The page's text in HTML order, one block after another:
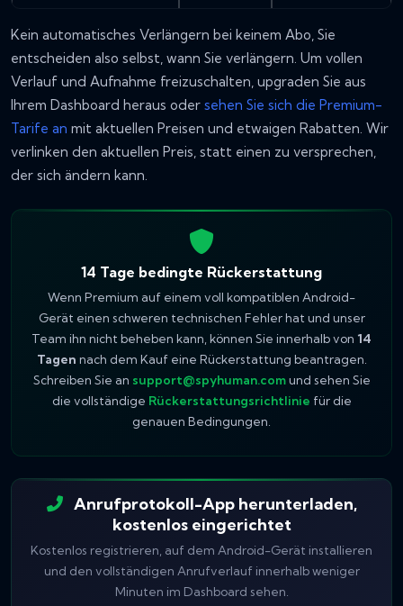
Kein automatisches Verlängern bei keinem Abo, Sie
entscheiden also selbst, wann Sie verlängern. Um vollen
Verlauf und Aufnahme freizuschalten, upgraden Sie aus
Ihrem Dashboard heraus oder sehen Sie sich die Premium-
Tarife an mit aktuellen Preisen und etwaigen Rabatten. Wir
verlinken den aktuellen Preis, statt einen zu versprechen,
der sich ändern kann.
14 Tage bedingte Rückerstattung
Wenn Premium auf einem voll kompatiblen Android-
Gerät einen schweren technischen Fehler hat und unser
Team ihn nicht beheben kann, können Sie innerhalb von 14
Tagen nach dem Kauf eine Rückerstattung beantragen.
Schreiben Sie an support@spyhuman.comund sehen Sie
die vollständige Rückerstattungsrichtlinie für die
genauen Bedingungen.
Anrufprotokoll-App herunterladen,
kostenlos eingerichtet
Kostenlos registrieren, auf dem Android-Gerät installieren
und den vollständigen Anrufverlauf innerhalb weniger
Minuten im Dashboard sehen.